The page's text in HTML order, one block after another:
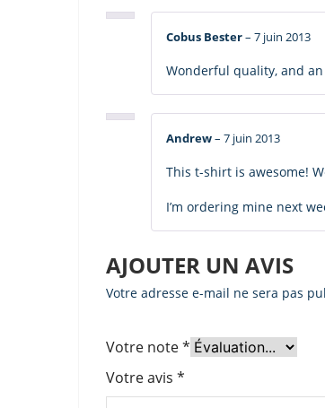
Cobus Bester– 7 juin 2013
Wonderful quality, and
Andrew– 7 juin 2013
This t-shirt is awesome!
I’m ordering mine next
AJOUTER UN AVIS
Votre adresse e-mail ne sera pas
Votre note*
Votre avis *